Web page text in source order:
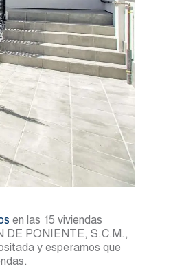
en las 15 viviendas
DE PONIENTE, S.C.M.,
y esperamos que